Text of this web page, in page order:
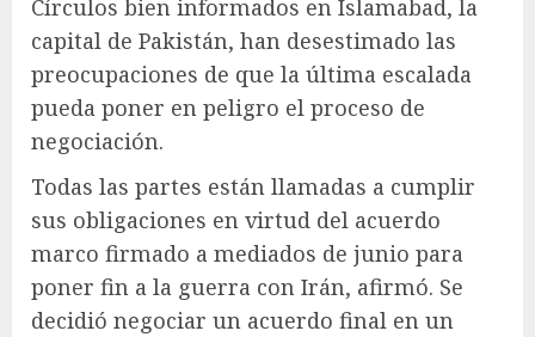
Círculos bien informados en Islamabad, la
capital de Pakistán, han desestimado las
preocupaciones de que la última escalada
pueda poner en peligro el proceso de
negociación.
Todas las partes están llamadas a cumplir
sus obligaciones en virtud del acuerdo
marco firmado a mediados de junio para
poner fin a la guerra con Irán, afirmó. Se
decidió negociar un acuerdo final en un